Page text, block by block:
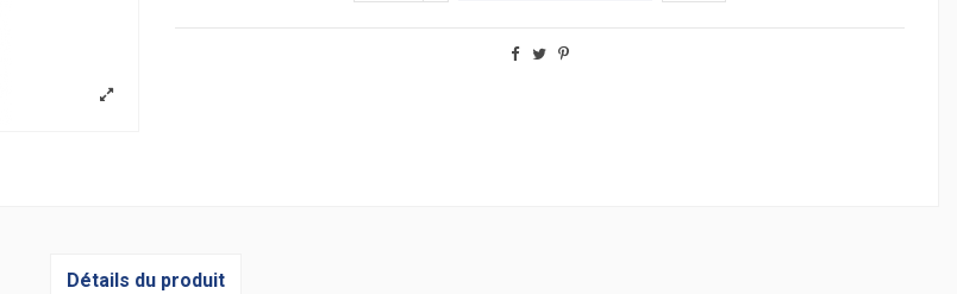
Détails du produit